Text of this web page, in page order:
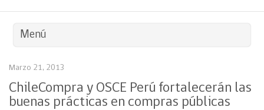
Menú
Marzo 21, 2013
ChileCompra y OSCE Perú fortalecerán las
buenas prácticas en compras públicas